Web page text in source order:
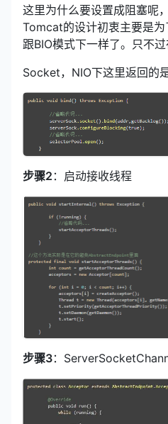
这里为什么要设置成阻塞呢
Tomcat的设计初衷主要是
跟BIO模式下一样了。只不
Socket，NIO下这里返回的
步骤2 ：启动接收线程
步骤3：